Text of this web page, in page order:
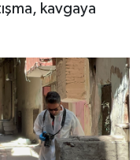
kavgaya